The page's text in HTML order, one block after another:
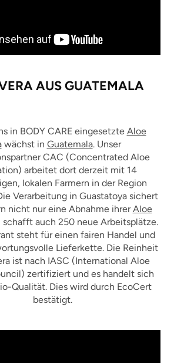
AUS GUATEMALA
in BODY CARE eingesetzte Aloe
wächst in Guatemala. Unser
CAC (Concentrated Aloe
arbeitet dort derzeit mit 14
lokalen Farmern in der Region
Verarbeitung in Guastatoya sichert
nicht nur eine Abnahme ihrerAloe
schafft auch 250 neue Arbeitsplätze.
steht für einen fairen Handel und
Lieferkette. Die Reinheit
ist nach IASC (International Aloe
zertifiziert und es handelt sich
Qualität. Dies wird durch EcoCert
bestätigt.